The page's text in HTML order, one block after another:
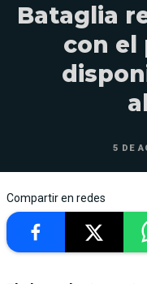
Bataglia
con el
5 DE
Compartir en redes